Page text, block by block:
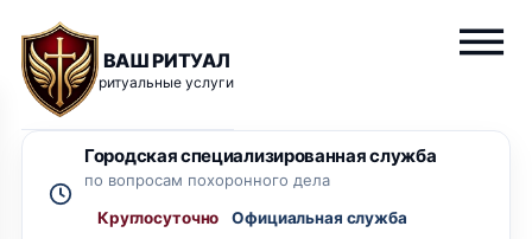
ВАШ РИТУАЛ
ритуальные услуги
Городская специализированная служба
по вопросам похоронного дела
Круглосуточно